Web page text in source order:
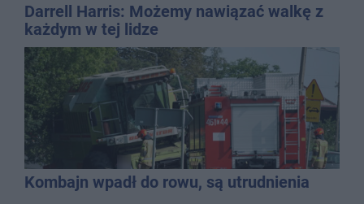
Darrell Harris: Możemy nawiązać walkę z
każdym w tej lidze
Kombajn wpadł do rowu, są utrudnienia